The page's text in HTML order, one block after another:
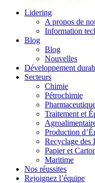
Lidering
A propos de
Information
Blog
Blog
Nouvelles
Développement
Secteurs
Chimie
Pétrochimie
Traitement et
Production
Recyclage des
Papier et
Maritime
Nos réussites
Rejoignez l’équipe